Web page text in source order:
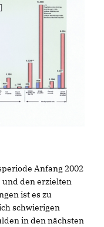
Anfang 2002
den erzielten
ist es zu
schwierigen
in den nächsten